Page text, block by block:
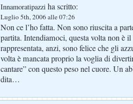
Innamoratipazzi ha scritto:
Luglio 5th, 2006 alle 07:26
Non ce l’ho fatta. Non sono riuscita a
partita. Intendiamoci, questa volta non è
rappresentata, anzi, sono felice che gli
volta è mancata proprio la voglia di
cantare” con questo peso nel cuore. Un
dita…